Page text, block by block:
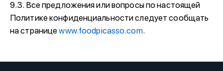
9.3. Все предложения или вопросы по настоящей
Политике конфиденциальности следует сообщать
на страницеwww.foodpicasso.com.